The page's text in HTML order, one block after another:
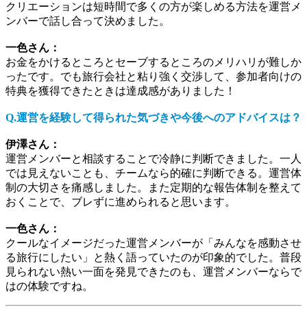
クリエーションは短時間で多くの方が楽しめる方法を運営メ
ンバーで話し合って決めました。
一色さん：
お金をかけるところとセーブするところのメリハリが難しか
ったです。でも旅行会社と粘り強く交渉して、参加者向けの
特典を獲得できたときは達成感がありました！
Q.運営を経験して得られた気づきや今後へのアドバイスは？
伊澤さん：
運営メンバーと相談することで冷静に判断できました。一人
では見えないことも、チームなら的確に判断できる。運営体
制の大切さを痛感しました。また定期的な報告体制を整えて
おくことで、ブレずに進められると思います。
一色さん：
クールなイメージだった運営メンバーが「みんなを感動させ
る旅行にしたい」と熱く語っていたのが印象的でした。普段
見られない熱い一面を発見できたのも、運営メンバーならで
はの体験ですね。